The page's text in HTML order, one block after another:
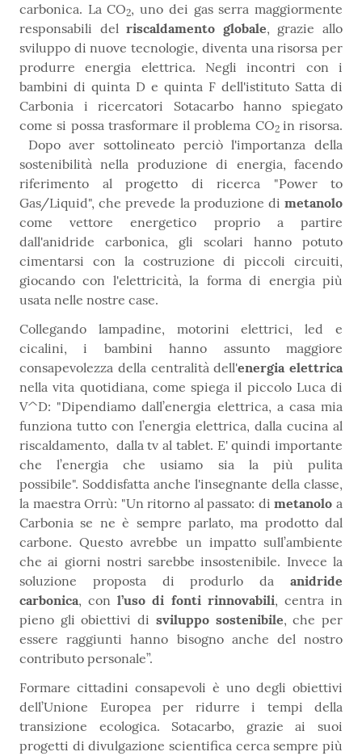
carbonica. La CO2, uno dei gas serra maggiormente
responsabili delriscaldamento globale, grazie allo
sviluppo di nuove tecnologie, diventa una risorsa per
produrre energia elettrica. Negli incontri con i
bambini di quinta D e quinta F dell'istituto Satta di
Carbonia i ricercatori Sotacarbo hanno spiegato
come si possa trasformare il problema CO2 in risorsa.
Dopo aver sottolineato perciò l'importanza della
sostenibilità nella produzione di energia, facendo
riferimento al progetto di ricerca "Power to
Gas/Liquid", che prevede la produzione di metanolo
come vettore energetico proprio a partire
dall'anidride carbonica, gli scolari hanno potuto
cimentarsi con la costruzione di piccoli circuiti,
giocando con l'elettricità, la forma di energia più
usata nelle nostre case.
Collegando lampadine, motorini elettrici, led e
cicalini, i bambini hanno assunto maggiore
consapevolezza della centralità dell'energia elettrica
nella vita quotidiana, come spiega il piccolo Luca di
V^D: "Dipendiamo dall’energia elettrica, a casa mia
funziona tutto con l’energia elettrica, dalla cucina al
riscaldamento, dalla tv al tablet. E' quindi importante
che l’energia che usiamo sia la più pulita
possibile". Soddisfatta anche l'insegnante della classe,
la maestra Orrù: "Un ritorno al passato: dimetanolo a
Carbonia se ne è sempre parlato, ma prodotto dal
carbone. Questo avrebbe un impatto sull’ambiente
che ai giorni nostri sarebbe insostenibile. Invece la
soluzione proposta di produrlo da anidride
carbonica, conl’uso di fonti rinnovabili, centra in
pieno gli obiettivi di sviluppo sostenibile, che per
essere raggiunti hanno bisogno anche del nostro
contributo personale”.
Formare cittadini consapevoli è uno degli obiettivi
dell’Unione Europea per ridurre i tempi della
transizione ecologica. Sotacarbo, grazie ai suoi
progetti di divulgazione scientifica cerca sempre più